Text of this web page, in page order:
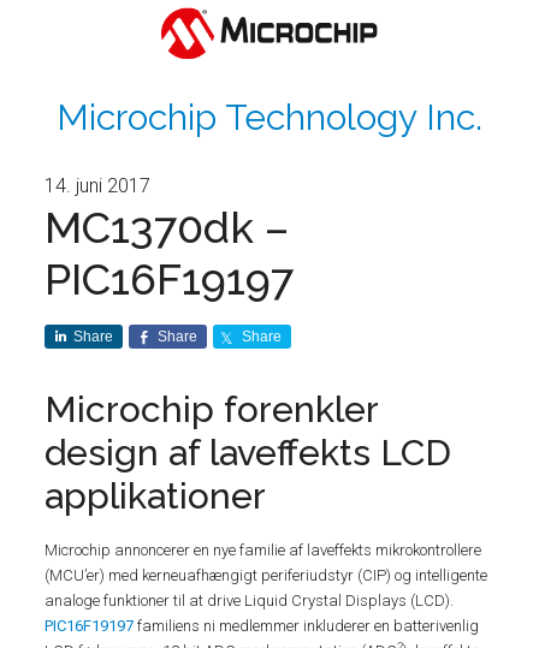
Microchip Technology Inc.
14. juni 2017
MC1370dk –
PIC16F19197
Share Share Share
Microchip forenkler
design af laveffekts LCD
applikationer
Microchip annoncerer en nye familie af laveffekts mikrokontrollere
(MCU’er) med kerneuafhængigt periferiudstyr (CIP) og intelligente
analoge funktioner til at drive Liquid Crystal Displays (LCD).
PIC16F19197 familiens ni medlemmer inkluderer en batterivenlig